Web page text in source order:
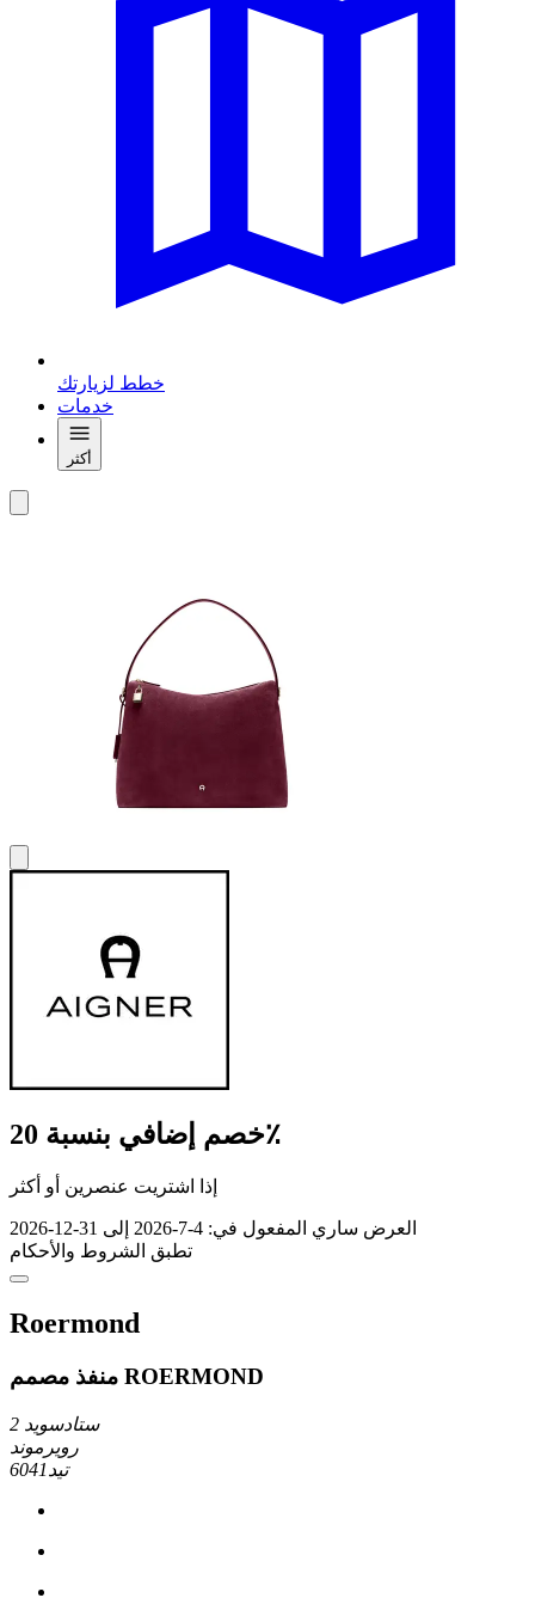
خطط لزيارتك
خدمات
أكثر
خصم إضافي بنسبة 20٪
إذا اشتريت عنصرين أو أكثر
العرض ساري المفعول في: 4-7-2026 إلى 31-12-2026
تطبق الشروط والأحكام
Roermond
منفذ مصمم ROERMOND
ستادسويد 2
رويرموند
6041تيد